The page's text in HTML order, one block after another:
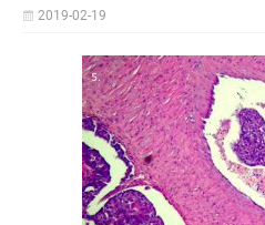
2019-02-19